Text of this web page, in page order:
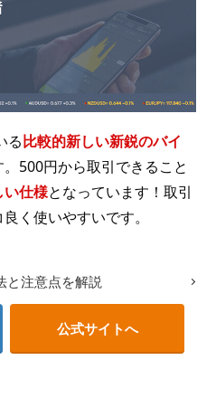
る比較的新しい新鋭のバイ
。500円から取引できること
い仕様となっています！取引
く使いやすいです。
と注意点を解説
公式サイトへ